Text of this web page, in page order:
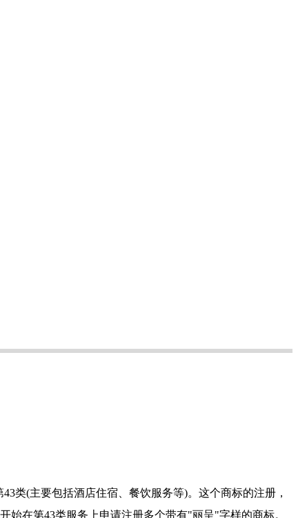
类(主要包括酒店住宿、餐饮服务等)。这个商标的注册，
在第43类服务上申请注册多个带有"丽呈"字样的商标。